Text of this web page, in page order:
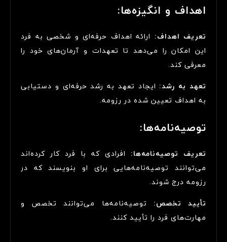
اهداف و انگیزه‌ها:
تعریف اهداف: ارائه اهداف حرفه‌ای و شخصی به فرد
این امکان را می‌دهد تا تعهدات و آرمان‌های خود را
معرفی کند.
تعهد به رشد: ایجاد تعهد به رشد حرفه‌ای و دستیابی
به اهداف تعیین شده در رزومه.
توصیه‌نامه‌ها:
تعریف توصیه‌نامه‌ها: افرادی که با فرد کار کرده‌اند
می‌توانند توصیه‌نامه‌هایی برای او بنویسند که در
رزومه درج شوند.
تأیید تخصص: توصیه‌نامه‌ها می‌توانند تخصص و
مهارت‌های فرد را تأیید کنند.